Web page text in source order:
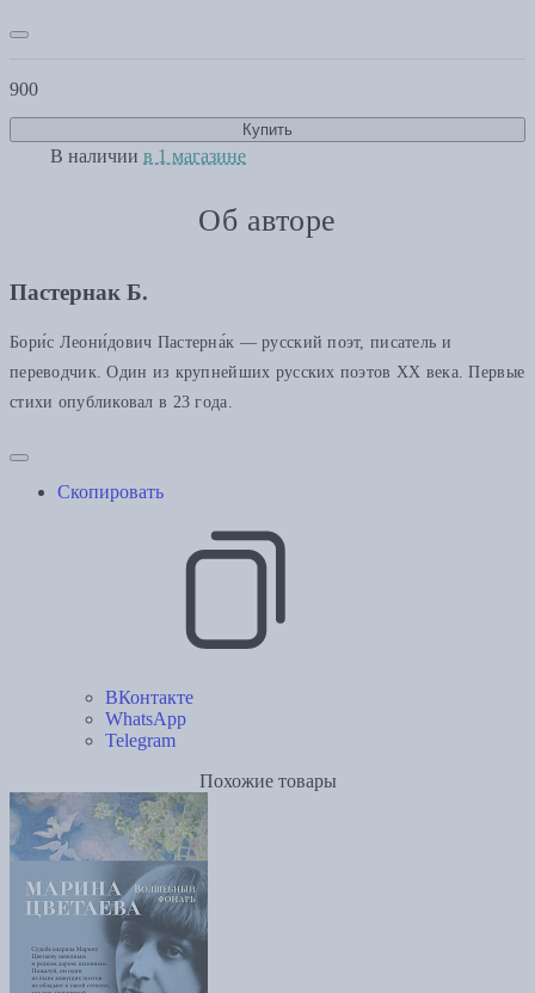
900
Купить
В наличии в 1 магазине
Об авторе
Пастернак Б.
Бори́с Леони́дович Пастерна́к — русский поэт, писатель и
переводчик. Один из крупнейших русских поэтов XX века. Первые
стихи опубликовал в 23 года.
Скопировать
ВКонтакте
WhatsApp
Telegram
Похожие товары